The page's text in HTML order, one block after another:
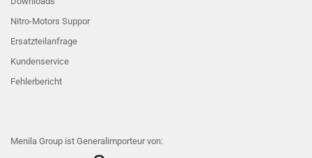
Nitro-Motors Suppor
Ersatzteilanfrage
Kundenservice
Fehlerbericht
Menila Group ist Generalimporteur von: